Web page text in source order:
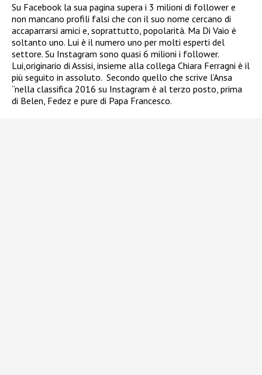
Su Facebook la sua pagina supera i 3 milioni di follower e
non mancano profili falsi che con il suo nome cercano di
accaparrarsi amici e, soprattutto, popolarità. Ma Di Vaio è
soltanto uno. Lui è il numero uno per molti esperti del
settore. Su Instagram sono quasi 6 milioni i follower.
Lui,originario di Assisi, insieme alla collega Chiara Ferragni è il
più seguito in assoluto. Secondo quello che scrive l’Ansa
“nella classifica 2016 su Instagram è al terzo posto, prima
di Belen, Fedez e pure di Papa Francesco.